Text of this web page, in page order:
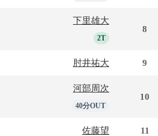
下里雄大
2T
8
肘井祐大 9
河部周次
40分OUT
10
佐藤望 11